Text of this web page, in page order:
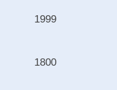
1999
1800